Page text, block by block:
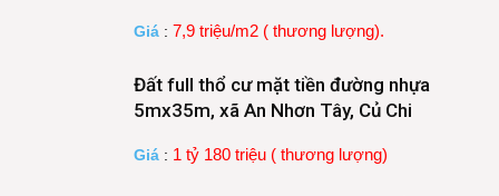
Giá : 7,9 triệu/m2 ( thương lượng).
Đất full thổ cư mặt tiền đường nhựa
5mx35m, xã An Nhơn Tây, Củ Chi
Giá : 1 tỷ 180 triệu ( thương lượng)